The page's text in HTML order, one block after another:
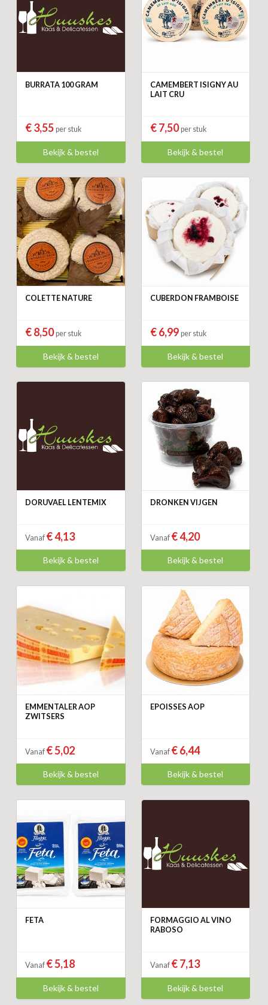
BURRATA 100 GRAM
€ 3,55 per stuk
Bekijk & bestel
CAMEMBERT ISIGNY AU
LAIT CRU
€ 7,50per stuk
Bekijk & bestel
COLETTE NATURE
€ 8,50per stuk
Bekijk & bestel
CUBERDON FRAMBOISE
€ 6,99 per stuk
Bekijk & bestel
DORUVAEL LENTEMIX
Vanaf € 4,13
Bekijk & bestel
DRONKEN VIJGEN
Vanaf € 4,20
Bekijk & bestel
EMMENTALER AOP
ZWITSERS
Vanaf € 5,02
Bekijk & bestel
EPOISSES AOP
Vanaf € 6,44
Bekijk & bestel
FETA
Vanaf € 5,18
Bekijk & bestel
FORMAGGIO AL VINO
RABOSO
Vanaf € 7,13
Bekijk & bestel